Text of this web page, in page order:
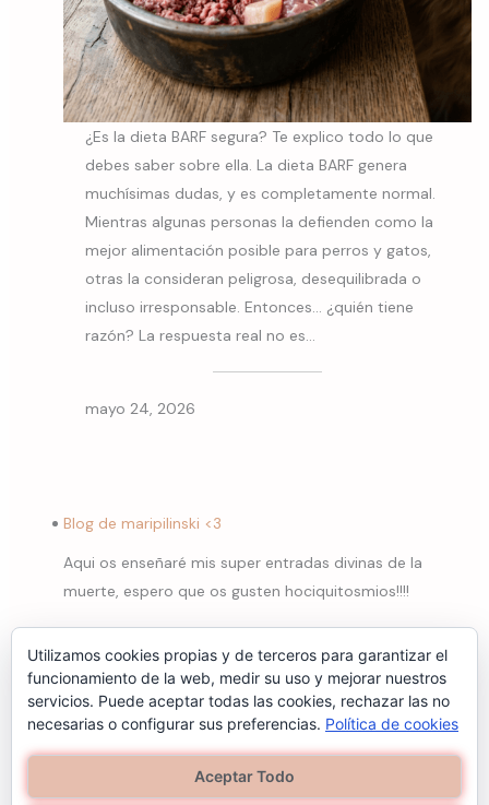
¿Es la dieta BARF segura? Te explico todo lo que
debes saber sobre ella. La dieta BARF genera
muchísimas dudas, y es completamente normal.
Mientras algunas personas la defienden como la
mejor alimentación posible para perros y gatos,
otras la consideran peligrosa, desequilibrada o
incluso irresponsable. Entonces… ¿quién tiene
razón? La respuesta real no es…
mayo 24, 2026
Blog de maripilinski <3
Aqui os enseñaré mis super entradas divinas de la
muerte, espero que os gusten hociquitosmios!!!!
© 2026 Hocicos y Zarpas.
Utilizamos cookies propias y de terceros para garantizar el
funcionamiento de la web, medir su uso y mejorar nuestros
servicios. Puede aceptar todas las cookies, rechazar las no
necesarias o configurar sus preferencias. Política de cookies
Aceptar Todo